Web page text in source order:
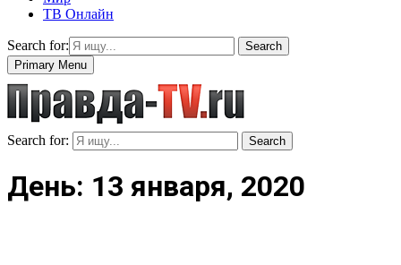
ТВ Онлайн
Search for:
Search
Primary Menu
Search for: Search
День: 13 января, 2020